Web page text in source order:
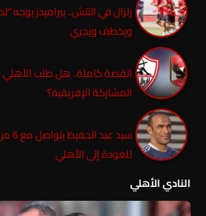
زلزال في التتش.. بيراميدز يوجه
ويخطف ويجري
القصة كاملة.. هل طلب الأهلي
المشاركة الإفريقية؟
سيد
للعودة إلى الأهلي
النادي الأهلي